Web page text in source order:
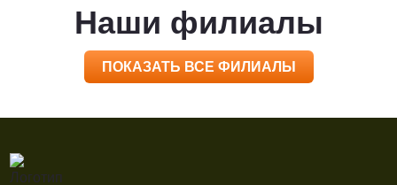
Наши филиалы
ПОКАЗАТЬ ВСЕ ФИЛИАЛЫ